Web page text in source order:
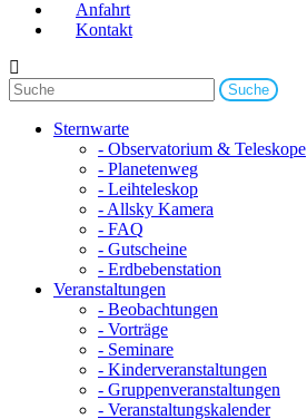
Anfahrt
Kontakt
Sternwarte
- Observatorium & Teleskope
- Planetenweg
- Leihteleskop
- Allsky Kamera
- FAQ
- Gutscheine
- Erdbebenstation
Veranstaltungen
- Beobachtungen
- Vorträge
- Seminare
- Kinderveranstaltungen
- Gruppenveranstaltungen
- Veranstaltungskalender